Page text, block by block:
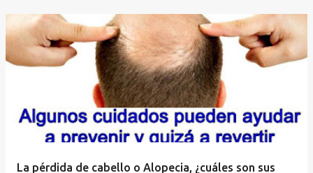
La pérdida de cabello o Alopecia, ¿cuáles son sus